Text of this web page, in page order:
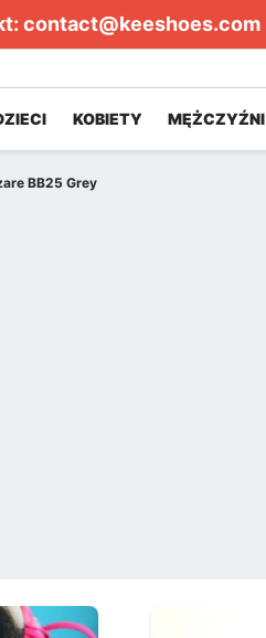
contact@keeshoes.com
KOBIETY MĘŻCZYŹNI
BB25 Grey